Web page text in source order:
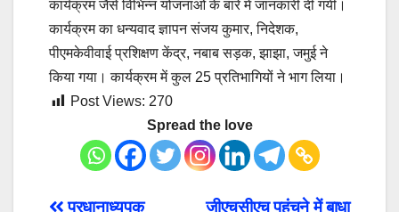
कार्यक्रम जैसे विभिन्न योजनाओ के बारे मे जानकारी दी गयी।
कार्यक्रम का धन्यवाद ज्ञापन संजय कुमार, निदेशक,
पीएमकेवीवाई प्रशिक्षण केंद्र, नबाब सड़क, झाझा, जमुई ने
किया गया। कार्यक्रम में कुल 25 प्रतिभागियों ने भाग लिया।
Post Views: 270
Spread the love
जीएचसीएच पहुंचने में बाधा
प्रधानाध्यपक